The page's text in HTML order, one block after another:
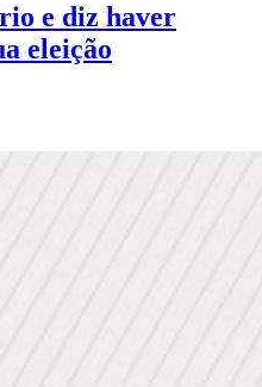
e diz haver
eleição